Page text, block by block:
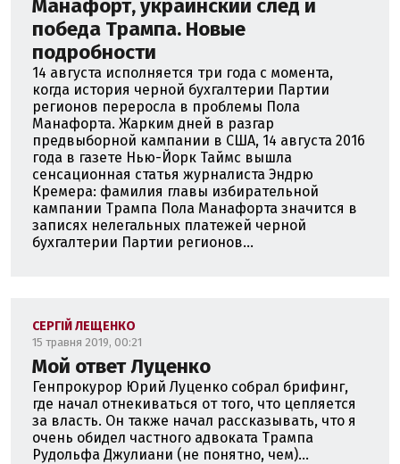
Манафорт, украинский след и
победа Трампа. Новые
подробности
14 августа исполняется три года с момента,
когда история черной бухгалтерии Партии
регионов переросла в проблемы Пола
Манафорта. Жарким дней в разгар
предвыборной кампании в США, 14 августа 2016
года в газете Нью-Йорк Таймс вышла
сенсационная статья журналиста Эндрю
Кремера: фамилия главы избирательной
кампании Трампа Пола Манафорта значится в
записях нелегальных платежей черной
бухгалтерии Партии регионов...
СЕРГІЙ ЛЕЩЕНКО
15 травня 2019, 00:21
Мой ответ Луценко
Генпрокурор Юрий Луценко собрал брифинг,
где начал отнекиваться от того, что цепляется
за власть. Он также начал рассказывать, что я
очень обидел частного адвоката Трампа
Рудольфа Джулиани (не понятно, чем)...